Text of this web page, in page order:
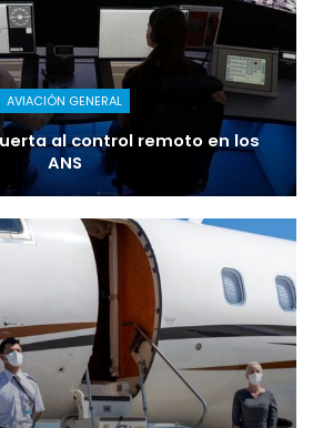
AVIACIÓN GENERAL
al control remoto en los
ANS